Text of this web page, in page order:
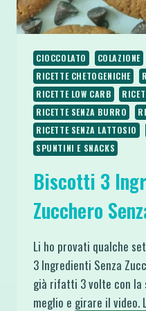
CIOCCOLATO COLAZIONE
RICETTE CHETOGENICHE
RICETTE LOW CARB
RICETTE SENZA BURRO
RICETTE SENZA LATTOSIO
SPUNTINI E SNACKS
Biscotti 3
Zucchero
Li ho provati qualche
3 Ingredienti Senza
già rifatti 3 volte con la
meglio e girare il video.